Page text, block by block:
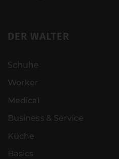
DER WALTER
Schuhe
Worker
Medical
Business & Service
Küche
Basics